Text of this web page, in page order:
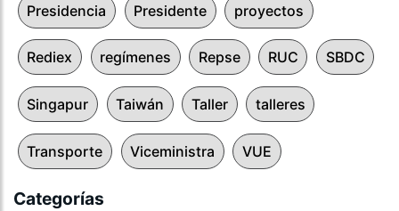
Presidencia Presidente proyectos
Rediex regímenes Repse RUC SBDC
Singapur Taiwán Taller talleres
Transporte Viceministra VUE
Categorías